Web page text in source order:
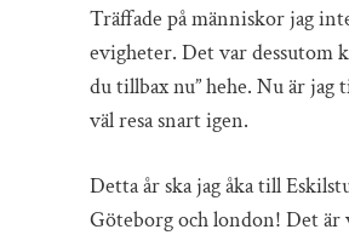
Träffade på människor jag
evigheter. Det var dessutom
du tillbax nu” hehe. Nu är jag
väl resa snart igen.
Detta år ska jag åka till
Göteborg och london! Det är